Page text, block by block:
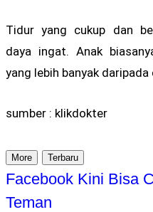
Tidur yang cukup dan
daya ingat. Anak
yang lebih banyak
sumber : klikdokter
More Terbaru
Facebook Kini Bisa
Teman